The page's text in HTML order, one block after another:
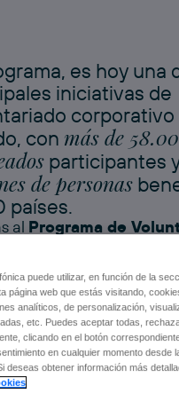
es hoy una
iniciativas de
corporativo
con más de
participantes
de personas
países.
al Programa de
su vocación de
y poniendo sus
al servicio de la
la vulnerabilidad
WEB DE
puede utilizar, en función de la
página web que estás visitando,
analíticos, de personalización,
etc. Puedes aceptar todas,
clicando en el botón
en cualquier momento desde
deseas obtener información más